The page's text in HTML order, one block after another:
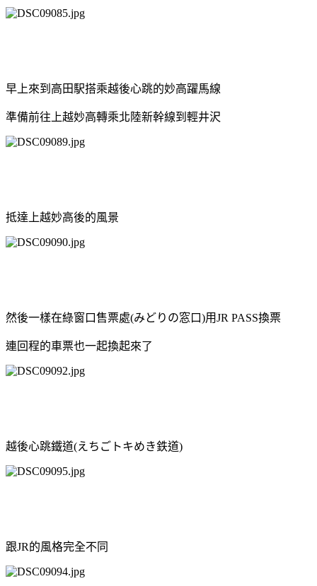
早上來到高田駅搭乘越後心跳的妙高躍馬線
準備前往上越妙高轉乘北陸新幹線到輕井沢
抵達上越妙高後的風景
然後一樣在綠窗口售票處(みどりの窓口)用JR PASS換票
連回程的車票也一起換起來了
越後心跳鐵道(えちごトキめき鉄道)
跟JR的風格完全不同